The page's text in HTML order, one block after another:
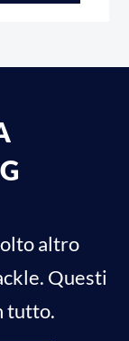
altro
Questi
tutto.